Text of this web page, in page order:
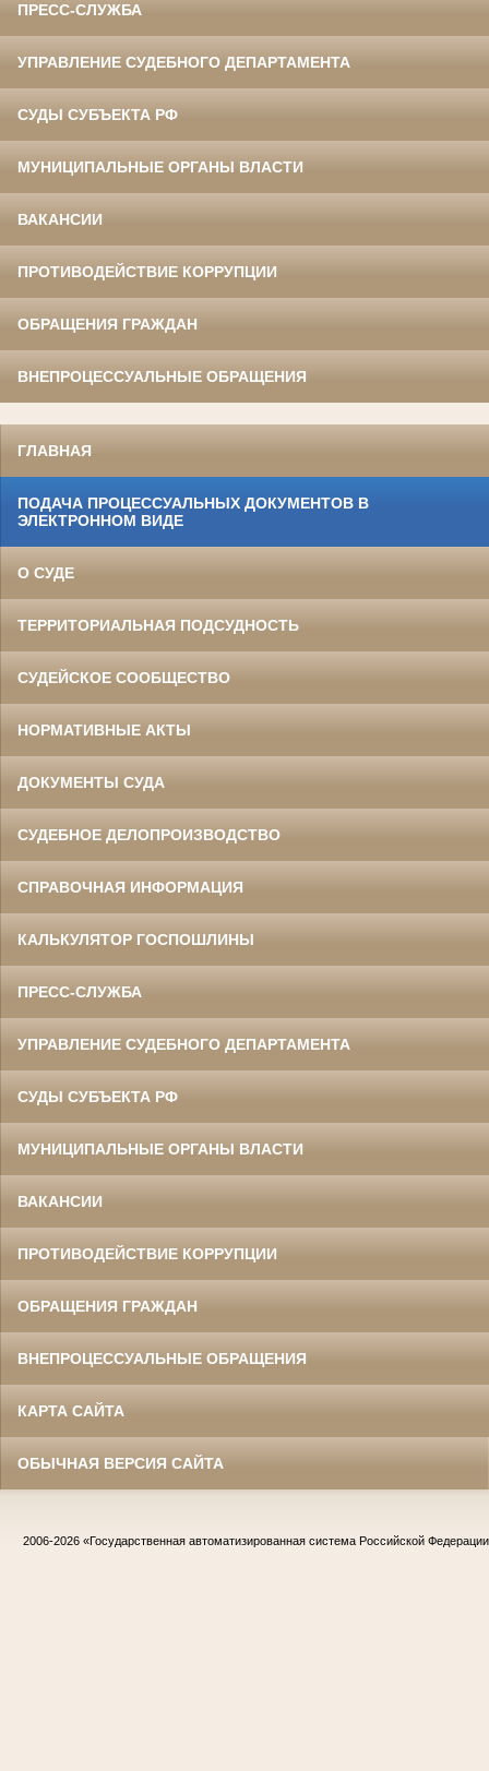
ПРЕСС-СЛУЖБА
УПРАВЛЕНИЕ СУДЕБНОГО ДЕПАРТАМЕНТА
СУДЫ СУБЪЕКТА РФ
МУНИЦИПАЛЬНЫЕ ОРГАНЫ ВЛАСТИ
ВАКАНСИИ
ПРОТИВОДЕЙСТВИЕ КОРРУПЦИИ
ОБРАЩЕНИЯ ГРАЖДАН
ВНЕПРОЦЕССУАЛЬНЫЕ ОБРАЩЕНИЯ
ГЛАВНАЯ
ПОДАЧА ПРОЦЕССУАЛЬНЫХ ДОКУМЕНТОВ В
ЭЛЕКТРОННОМ ВИДЕ
О СУДЕ
ТЕРРИТОРИАЛЬНАЯ ПОДСУДНОСТЬ
СУДЕЙСКОЕ СООБЩЕСТВО
НОРМАТИВНЫЕ АКТЫ
ДОКУМЕНТЫ СУДА
СУДЕБНОЕ ДЕЛОПРОИЗВОДСТВО
СПРАВОЧНАЯ ИНФОРМАЦИЯ
КАЛЬКУЛЯТОР ГОСПОШЛИНЫ
ПРЕСС-СЛУЖБА
УПРАВЛЕНИЕ СУДЕБНОГО ДЕПАРТАМЕНТА
СУДЫ СУБЪЕКТА РФ
МУНИЦИПАЛЬНЫЕ ОРГАНЫ ВЛАСТИ
ВАКАНСИИ
ПРОТИВОДЕЙСТВИЕ КОРРУПЦИИ
ОБРАЩЕНИЯ ГРАЖДАН
ВНЕПРОЦЕССУАЛЬНЫЕ ОБРАЩЕНИЯ
КАРТА САЙТА
ОБЫЧНАЯ ВЕРСИЯ САЙТА
2006-2026 «Государственная автоматизированная система Российской